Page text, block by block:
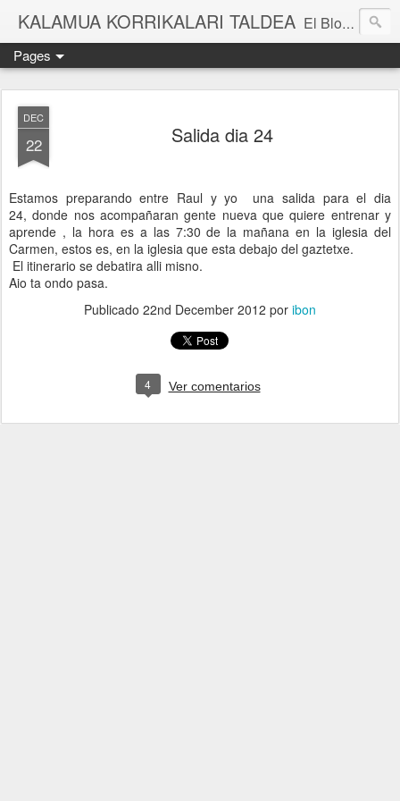
KALAMUA KORRIKALARI TALDEA El Blog de una cuadrilla de "frikis" que quedan para correr por el monte. Si quieres experimentar nuevas sensaciones acompañad@ de buena gente o simplemente probar eso de correr por el monte solo tienes que apuntarte a una de nuestras kedadas. Eibarko Korrikalari Friki talde bat gara.Menditik korrika egitea zer den probatu nahi baduzu gure "kedadetako" batera etorri. Blog honetan gure abentura eta bizipenak kontatzen ditugu, baina dena ez sinestu...
Pages
DEC
22 Salida dia 24
Estamos preparando entre Raul y yo una salida para el dia
24, donde nos acompañaran gente nueva que quiere entrenar y
aprende , la hora es a las 7:30 de la mañana en la iglesia del
Carmen, estos es, en la iglesia que esta debajo del gaztetxe.
El itinerario se debatira alli misno.
Aio ta ondo pasa.
Publicado 22nd December 2012 por ibon
4 Ver comentarios